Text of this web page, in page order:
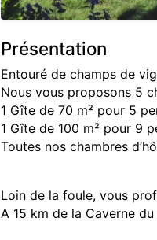
Présentation
Entouré de champs de
Nous vous proposons 5
1 Gîte de 70 m² pour 5
1 Gîte de 100 m² pour 9
Toutes nos chambres
Loin de la foule, vous
A 15 km de la Caverne